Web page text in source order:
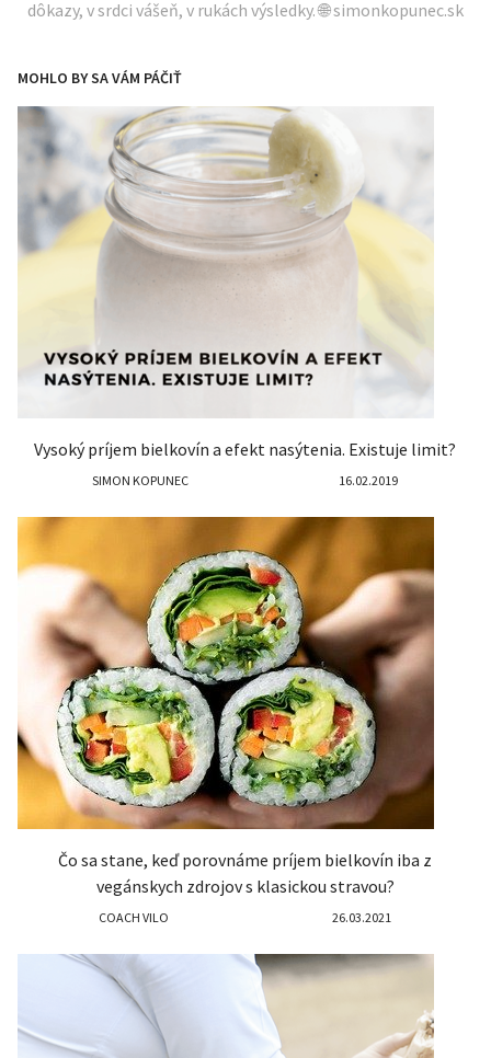
dôkazy, v srdci vášeň, v rukách výsledky. 🌐 simonkopunec.sk
MOHLO BY SA VÁM PÁČIŤ
Vysoký príjem bielkovín a efekt nasýtenia. Existuje limit?
SIMON KOPUNEC 16.02.2019
Čo sa stane, keď porovnáme príjem bielkovín iba z
vegánskych zdrojov s klasickou stravou?
COACH VILO 26.03.2021